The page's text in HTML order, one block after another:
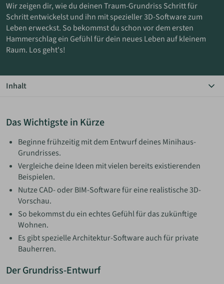
ANMELDEN
Wir zeigen dir, wie du deinen Traum-Grundriss Schritt für
Schritt entwickelst und ihn mit spezieller 3D-Software zum
Leben erweckst. So bekommst du schon vor dem ersten
Hammerschlag ein Gefühl für dein neues Leben auf kleinem
Raum. Los geht's!
Inhalt
Umsetzung in 3D
Das Wichtigste in Kürze
Beginne frühzeitig mit dem Entwurf deines Minihaus-
Grundrisses.
Vergleiche deine Ideen mit vielen bereits existierenden
Beispielen.
Nutze CAD- oder BIM-Software für eine realistische 3D-
Vorschau.
So bekommst du ein echtes Gefühl für das zukünftige
Wohnen.
Es gibt spezielle Architektur-Software auch für private
Bauherren.
Der Grundriss-Entwurf